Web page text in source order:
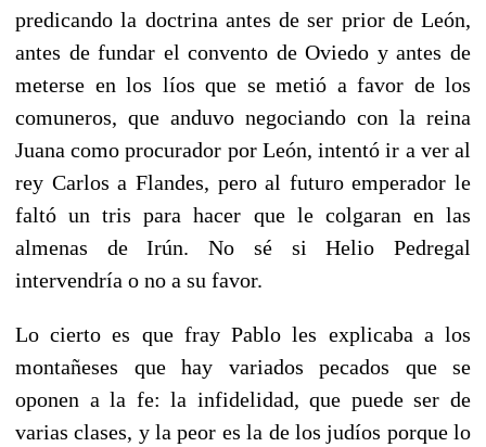
predicando la doctrina antes de ser prior de León,
antes de fundar el convento de Oviedo y antes de
meterse en los líos que se metió a favor de los
comuneros, que anduvo negociando con la reina
Juana como procurador por León, intentó ir a ver al
rey Carlos a Flandes, pero al futuro emperador le
faltó un tris para hacer que le colgaran en las
almenas de Irún. No sé si Helio Pedregal
intervendría o no a su favor.
Lo cierto es que fray Pablo les explicaba a los
montañeses que hay variados pecados que se
oponen a la fe: la infidelidad, que puede ser de
varias clases, y la peor es la de los judíos porque lo